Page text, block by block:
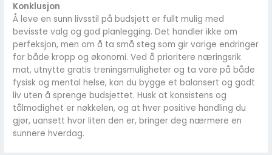
Konklusjon
Å leve en sunn livsstil på budsjett er fullt mulig med
bevisste valg og god planlegging. Det handler ikke om
perfeksjon, men om å ta små steg som gir varige endringer
for både kropp og økonomi. Ved å prioritere næringsrik
mat, utnytte gratis treningsmuligheter og ta vare på både
fysisk og mental helse, kan du bygge et balansert og godt
liv uten å sprenge budsjettet. Husk at konsistens og
tålmodighet er nøkkelen, og at hver positive handling du
gjør, uansett hvor liten den er, bringer deg nærmere en
sunnere hverdag.